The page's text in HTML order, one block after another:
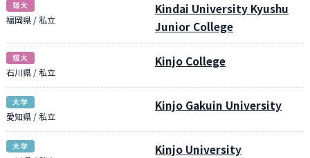
福岡県 / 私立
Kindai University Kyushu
Junior College
石川県 / 私立
Kinjo College
愛知県 / 私立
Kinjo Gakuin University
Kinjo University